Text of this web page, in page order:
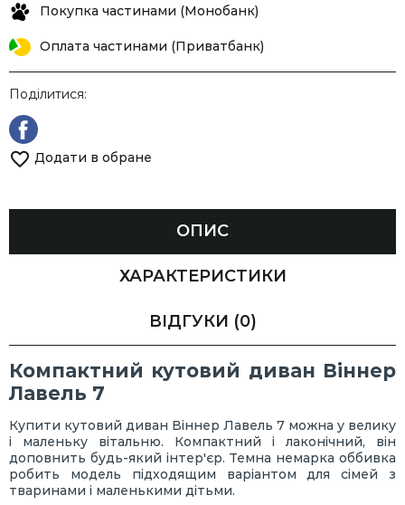
Покупка частинами (Монобанк)
Оплата частинами (Приватбанк)
Поділитися:
Додати в обране
ОПИС
ХАРАКТЕРИСТИКИ
ВІДГУКИ (0)
Компактний кутовий диван Віннер
Лавель 7
Купити кутовий диван Віннер Лавель 7 можна у велику
і маленьку вітальню. Компактний і лаконічний, він
доповнить будь-який інтер'єр. Темна немарка оббивка
робить модель підходящим варіантом для сімей з
тваринами і маленькими дітьми.